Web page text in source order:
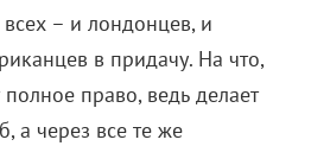
– и лондонцев, и
в придачу. На что,
полное право, ведь делает
а через все те же